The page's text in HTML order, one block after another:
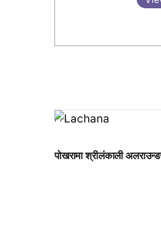
,,,
पोखरामा श्रीलंकाली